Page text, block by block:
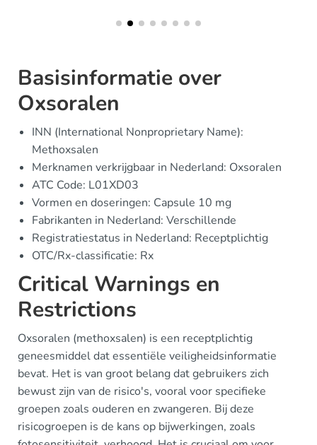
Basisinformatie over
Oxsoralen
INN (International Nonproprietary Name):
Methoxsalen
Merknamen verkrijgbaar in Nederland: Oxsoralen
ATC Code: L01XD03
Vormen en doseringen: Capsule 10 mg
Fabrikanten in Nederland: Verschillende
Registratiestatus in Nederland: Receptplichtig
OTC/Rx-classificatie: Rx
Critical Warnings en
Restrictions
Oxsoralen (methoxsalen) is een receptplichtig
geneesmiddel dat essentiële veiligheidsinformatie
bevat. Het is van groot belang dat gebruikers zich
bewust zijn van de risico's, vooral voor specifieke
groepen zoals ouderen en zwangeren. Bij deze
risicogroepen is de kans op bijwerkingen, zoals